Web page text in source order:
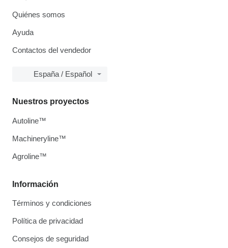
Quiénes somos
Ayuda
Contactos del vendedor
España / Español
Información
Términos y condiciones
Política de privacidad
Consejos de seguridad
Nuestros proyectos
Autoline™
Machineryline™
Agroline™